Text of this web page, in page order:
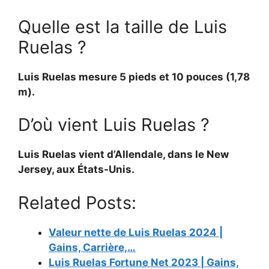
Quelle est la taille de Luis
Ruelas ?
Luis Ruelas mesure 5 pieds et 10 pouces (1,78
m).
D’où vient Luis Ruelas ?
Luis Ruelas vient d’Allendale, dans le New
Jersey, aux États-Unis.
Related Posts:
Valeur nette de Luis Ruelas 2024 |
Gains, Carrière,…
Luis Ruelas Fortune Net 2023 | Gains,